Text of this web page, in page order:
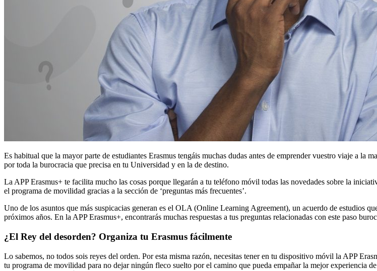
Es habitual que la mayor parte de estudiantes Erasmus tengáis muchas dudas antes de emprender vuestro viaje a la
por toda la burocracia que precisa en tu Universidad y en la de destino.
La APP Erasmus+ te facilita mucho las cosas porque llegarán a tu teléfono móvil todas las novedades sobre la
el programa de movilidad gracias a la sección de ‘preguntas más frecuentes’.
Uno de los asuntos que más suspicacias generan es el OLA (Online Learning Agreement), un acuerdo de estudios
próximos años. En la APP Erasmus+, encontrarás muchas respuestas a tus preguntas relacionadas con este paso
¿El Rey del desorden? Organiza tu Erasmus fácilmente
Lo sabemos, no todos sois reyes del orden. Por esta misma razón, necesitas tener en tu dispositivo móvil la APP
tu programa de movilidad para no dejar ningún fleco suelto por el camino que pueda empañar la mejor experiencia